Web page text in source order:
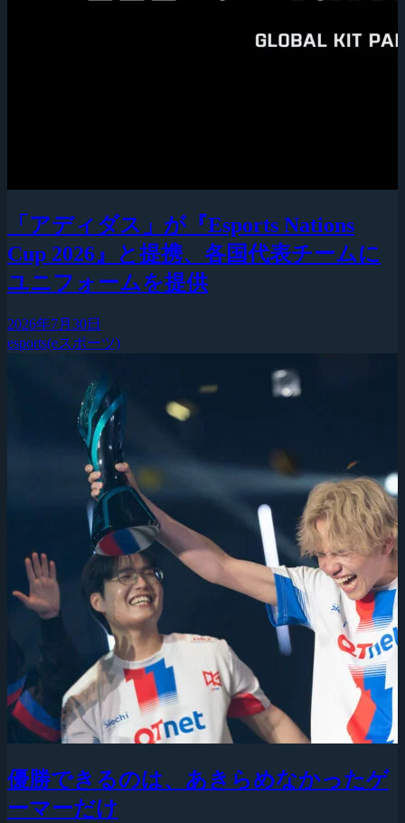
「アディダス」が『Esports Nations
Cup 2026』と提携、各国代表チームに
ユニフォームを提供
2026年7月30日
esports(eスポーツ)
優勝できるのは、あきらめなかったゲ
ーマーだけ